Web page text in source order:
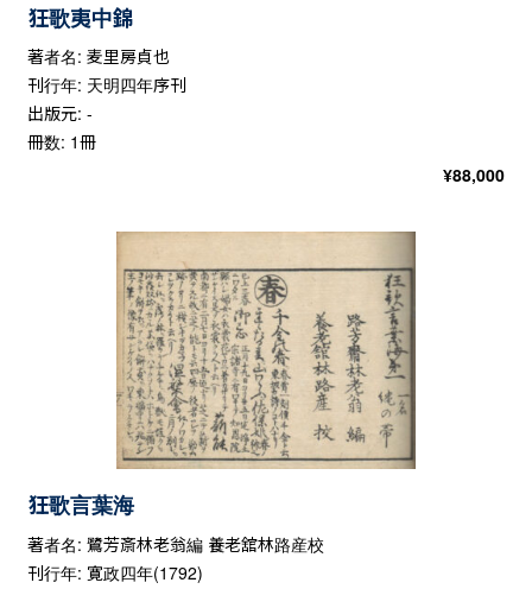
狂歌夷中錦
著者名: 麦里房貞也
刊行年: 天明四年序刊
出版元: -
冊数: 1冊
¥88,000
狂歌言葉海
著者名: 鷺芳斎林老翁編 養老舘林路産校
刊行年: 寛政四年(1792)